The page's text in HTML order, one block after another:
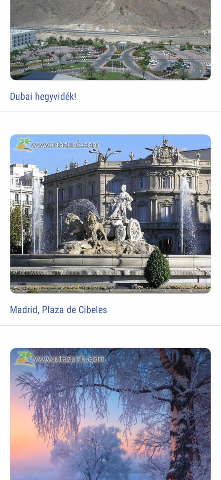
Dubai hegyvidék!
Madrid, Plaza de Cibeles